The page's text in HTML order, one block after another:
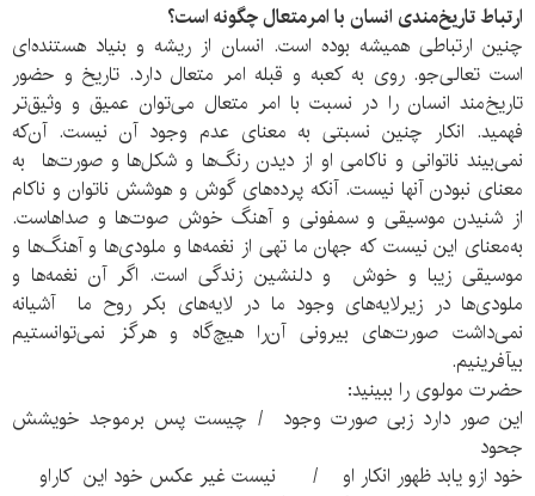
ارتباط تاریخ‌مندی انسان با امرمتعال چگونه است؟
چنین ارتباطی همیشه بوده است. انسان از ریشه و بنیاد هستنده‌ای‌
است تعالی‌جو. روی به کعبه و قبله امر متعال دارد. تاریخ و حضور
تاریخ‌مند انسان را در نسبت با امر متعال می‌توان عمیق و وثیق‌تر
فهمید. انکار چنین نسبتی به معنای عدم وجود آن نیست. آن‌که
نمی‌بیند ناتوانی و ناکامی او از دیدن رنگ‌ها و شکل‌ها و صورت‌ها به
معنای نبودن آنها نیست. آنکه پرده‌های گوش و هوشش ناتوان و ناکام
از شنیدن موسیقی و سمفونی و آهنگ خوش صوت‌ها و صداهاست.
به‌معنای این نیست که جهان ما تهی از نغمه‌ها و ملودی‌ها و آهنگ‌ها و
موسیقی زیبا و خوش و دلنشین زندگی‌ است. اگر آن نغمه‌ها و
ملودی‌ها در زیرلایه‌های وجود ما در لایه‌های بکر روح ما آشیانه
نمی‌داشت صورت‌های بیرونی آن‌را هیچ‌گاه و هرگز نمی‌توانستیم
بیآفرینیم.
حضرت مولوی را ببینید:
این صور دارد زبی صورت وجود / چیست پس برموجد خویشش
جحود
خود ازو یابد ظهور انکار او / نیست غیر عکس خود این کاراو